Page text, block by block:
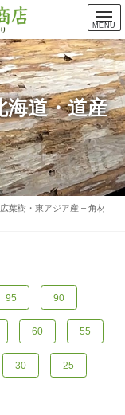
海道・道産
広葉樹・東アジア産 – 角材
95 90
60 55
30 25
MENU